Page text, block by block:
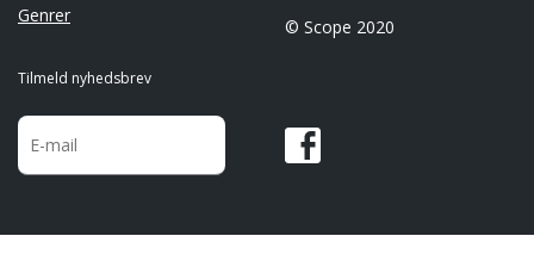
Genrer
© Scope 2020
Tilmeld nyhedsbrev